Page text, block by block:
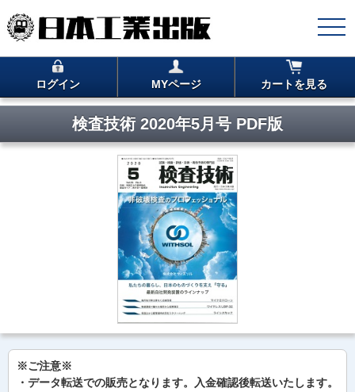
ログイン MYページ カートを見る
検査技術 2020年5月号 PDF版
※ご注意※
・データ転送での販売となります。入金確認後転送いたします。